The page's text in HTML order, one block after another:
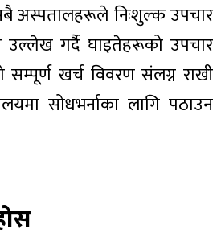
अस्पतालहरूले निःशुल्क उपचार
उल्लेख गर्दै घाइतेहरूको उपचार
सम्पूर्ण खर्च विवरण संलग्न राखी
सोधभर्नाका लागि पठाउन